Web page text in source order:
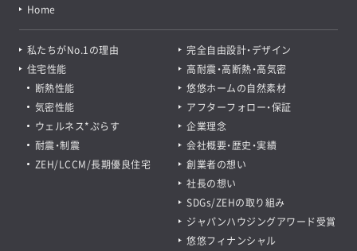
Home
私たちがNo.1の理由
完全自由設計・デザイン
住宅性能
断熱性能
気密性能
ウェルネス*ぷらす
耐震・制震
ZEH/LCCM/長期優良住宅
高耐震・高断熱・高気密
悠悠ホームの自然素材
アフターフォロー・保証
企業理念
会社概要・歴史・実績
創業者の想い
社長の想い
SDGs/ZEHの取り組み
ジャパンハウジングアワード受賞
悠悠フィナンシャル